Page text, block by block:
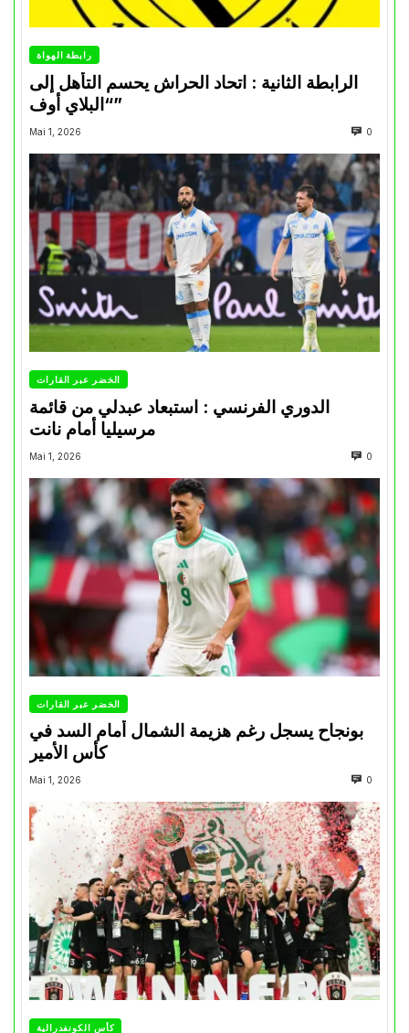
رابطة الهواة
الرابطة الثانية : اتحاد الحراش يحسم التأهل إلى
“البلاي أوف”
Mai 1, 2026 0
الخضر عبر القارات
الدوري الفرنسي : استبعاد عبدلي من قائمة
مرسيليا أمام نانت
Mai 1, 2026 0
الخضر عبر القارات
بونجاح يسجل رغم هزيمة الشمال أمام السد في
كأس الأمير
Mai 1, 2026 0
كأس الكونفدرالية